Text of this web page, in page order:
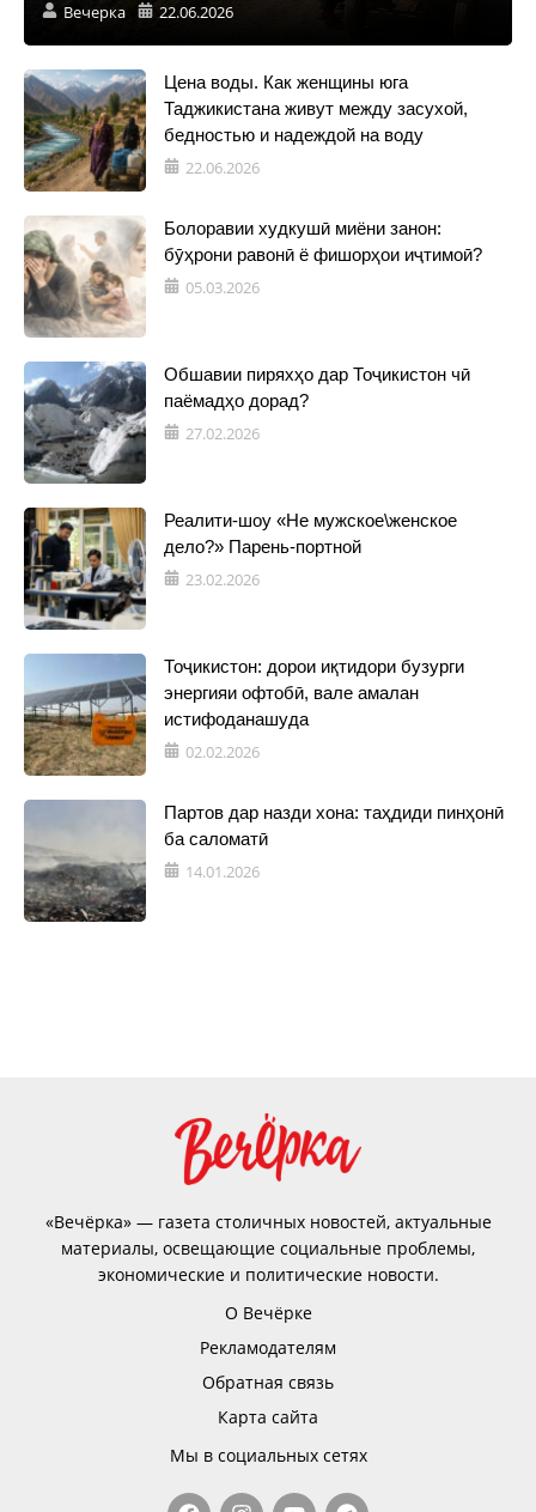
Вечерка 22.06.2026
Цена воды. Как женщины юга
Таджикистана живут между засухой,
бедностью и надеждой на воду
22.06.2026
Болоравии худкушӣ миёни занон:
бӯҳрони равонӣ ё фишорҳои иҷтимоӣ?
05.03.2026
Обшавии пиряхҳо дар Тоҷикистон чӣ
паёмадҳо дорад?
27.02.2026
Реалити-шоу «Не мужское\женское
дело?» Парень-портной
23.02.2026
Тоҷикистон: дорои иқтидори бузурги
энергияи офтобӣ, вале амалан
истифоданашуда
02.02.2026
Партов дар назди хона: таҳдиди пинҳонӣ
ба саломатӣ
14.01.2026
«Вечёрка» — газета столичных новостей, актуальные
материалы, освещающие социальные проблемы,
экономические и политические новости.
О Вечёрке
Рекламодателям
Обратная связь
Карта сайта
Мы в социальных сетях